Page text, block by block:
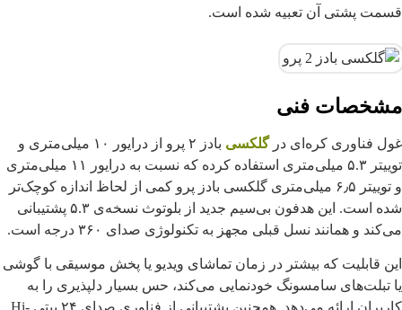
قسمت پشتی آن تعبیه شده است.
مشخصات فنی
غول فناوری کره‌ای درگلکسی
بادز ۲ پرو از درایور ۱۰ میلی‌متری و
توییتر ۵.۳ میلی‌متری استفاده کرده که نسبت به درایور ۱۱ میلی‌متری
و توییتر ۶٫۵ میلی‌متری گلکسی بادز پرو کمی از لحاظ اندازه کوچک‌تر
شده است. این هدفون بی‌سیم جدید از بلوتوث نسخه‌ی ۵.۳ پشتیبانی
می‌کند و همانند نسل قبلی مجهز به تکنولوژی صدای ۳۶۰ درجه است.
این قابلیت که بیشتر در زمان تماشای ویدیو یا پخش موسیقی با گوشی
یا تبلت‌های سامسونگ خودنمایی می‌کند، حس بسیار دلپذیری را به